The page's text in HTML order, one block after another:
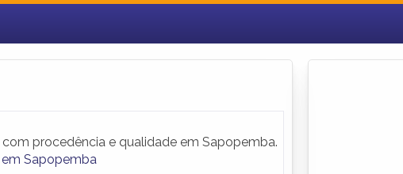
procedência e qualidade em Sapopemba.
Sapopemba